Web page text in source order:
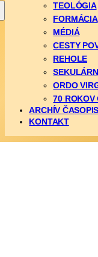
TEOLÓGIA
FORMÁCIA
MÉDIÁ
CESTY
REHOLE
ORDO
70 ROKOV
ARCHÍV
KONTAKT